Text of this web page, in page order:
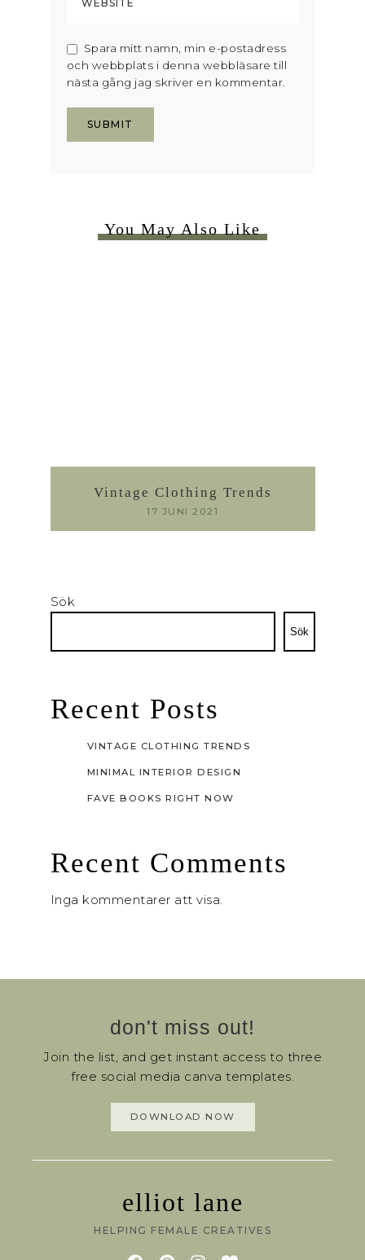
Spara mitt namn, min e-postadress
och webbplats i denna webbläsare till
nästa gång jag skriver en kommentar.
You May Also Like
Vintage Clothing Trends
17 JUNI 2021
Sök
Sök
Recent Posts
VINTAGE CLOTHING TRENDS
MINIMAL INTERIOR DESIGN
FAVE BOOKS RIGHT NOW
Recent Comments
Inga kommentarer att visa.
don't miss out!
Join the list, and get instant access to three
free social media canva templates.
DOWNLOAD NOW
elliot lane
HELPING FEMALE CREATIVES